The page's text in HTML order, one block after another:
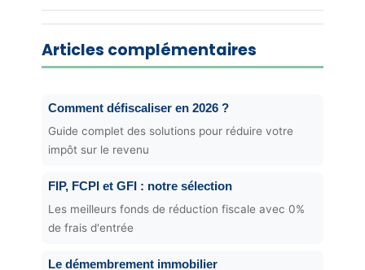
Articles complémentaires
Comment défiscaliser en 2026 ?
Guide complet des solutions pour réduire votre
impôt sur le revenu
FIP, FCPI et GFI : notre sélection
Les meilleurs fonds de réduction fiscale avec 0%
de frais d'entrée
Le démembrement immobilier